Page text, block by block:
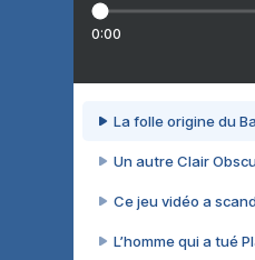
0:00
La folle origine du
Un autre Clair
Ce jeu vidéo a
L’homme qui a tué